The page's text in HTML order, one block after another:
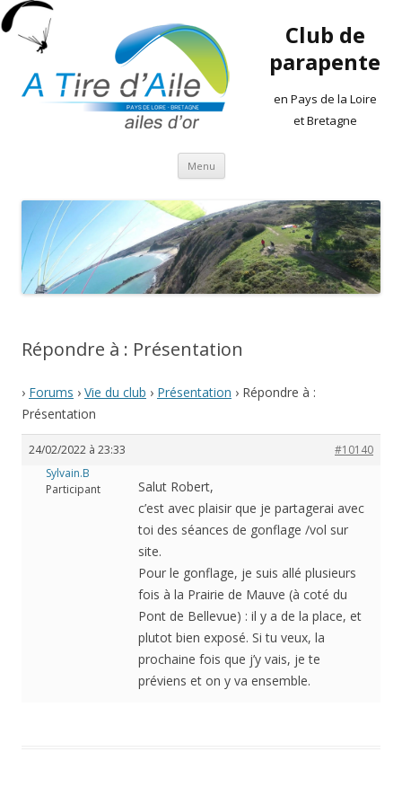
Club de
parapente
en Pays de la Loire
et Bretagne
Menu Aller
contenu
Répondre à : Présentation
› Forums › Vie du club › Présentation › Répondre à :
Présentation
24/02/2022 à 23:33
#10140
Sylvain.B
Participant
Salut Robert,
c’est avec plaisir que je partagerai avec
toi des séances de gonflage /vol sur
site.
Pour le gonflage, je suis allé plusieurs
fois à la Prairie de Mauve (à coté du
Pont de Bellevue) : il y a de la place, et
plutot bien exposé. Si tu veux, la
prochaine fois que j’y vais, je te
préviens et on y va ensemble.